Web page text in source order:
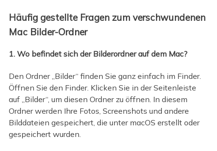
Häufig gestellte Fragen zum verschwundenen
Mac Bilder-Ordner
1. Wo befindet sich der Bilderordner auf dem Mac?
Den Ordner „Bilder“ finden Sie ganz einfach im Finder.
Öffnen Sie den Finder. Klicken Sie in der Seitenleiste
auf „Bilder“, um diesen Ordner zu öffnen. In diesem
Ordner werden Ihre Fotos, Screenshots und andere
Bilddateien gespeichert, die unter macOS erstellt oder
gespeichert wurden.